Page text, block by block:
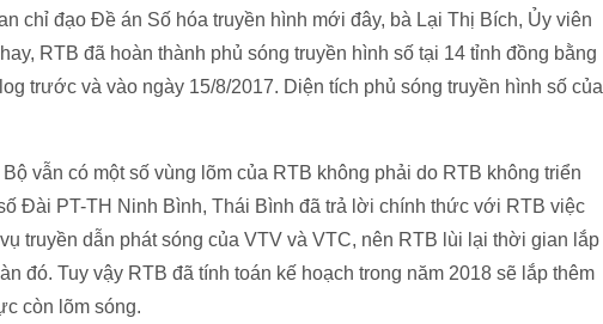
chỉ đạo Đề án Số hóa truyền hình mới đây, bà Lại Thị Bích, Ủy viên
RTB đã hoàn thành phủ sóng truyền hình số tại 14 tỉnh đồng bằng
trước và vào ngày 15/8/2017. Diện tích phủ sóng truyền hình số của
vẫn có một số vùng lõm của RTB không phải do RTB không triển
Đài PT-TH Ninh Bình, Thái Bình đã trả lời chính thức với RTB việc
truyền dẫn phát sóng của VTV và VTC, nên RTB lùi lại thời gian lắp
đó. Tuy vậy RTB đã tính toán kế hoạch trong năm 2018 sẽ lắp thêm
còn lõm sóng.